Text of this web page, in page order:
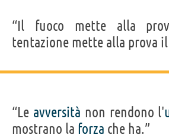
“Il fuoco mette alla
tentazione mette alla prova
“Le avversità non rendono l'
mostrano la forza che ha.”